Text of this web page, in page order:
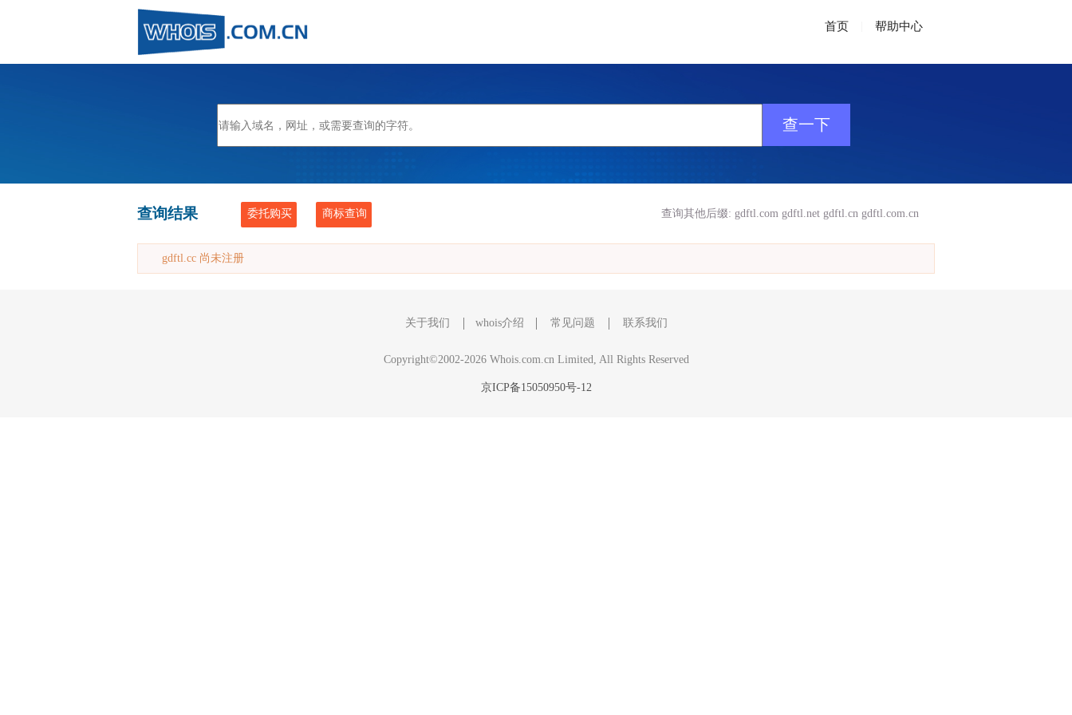
首页 帮助中心
查询结果 委托购买 商标查询 查询其他后缀: gdftl.com gdftl.net gdftl.cn gdftl.com.cn
gdftl.cc 尚未注册
关于我们 whois介绍 常见问题 联系我们
Copyright©2002-2026 Whois.com.cn Limited, All Rights Reserved
京ICP备15050950号-12